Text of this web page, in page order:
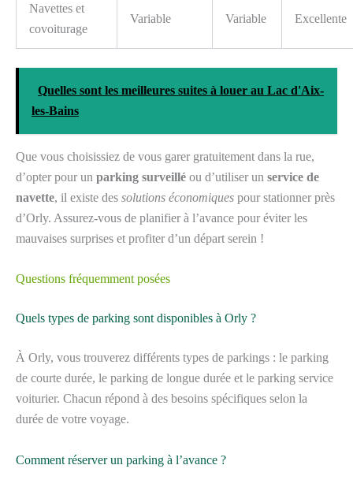
Navettes et
covoiturage
Variable Variable Excellente
Quelles sont les meilleures suites à louer au Lac d'Aix-
les-Bains
Que vous choisissiez de vous garer gratuitement dans la rue,
d’opter pour un parking surveillé ou d’utiliser un service de
navette, il existe des solutions économiques pour stationner près
d’Orly. Assurez-vous de planifier à l’avance pour éviter les
mauvaises surprises et profiter d’un départ serein !
Questions fréquemment posées
Quels types de parking sont disponibles à Orly ?
À Orly, vous trouverez différents types de parkings : le parking
de courte durée, le parking de longue durée et le parking service
voiturier. Chacun répond à des besoins spécifiques selon la
durée de votre voyage.
Comment réserver un parking à l’avance ?